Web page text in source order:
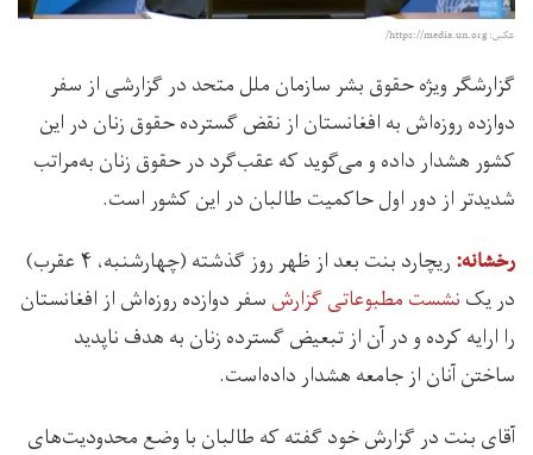
عکس: https://media.un.org/
گزارشگر ویژه حقوق بشر سازمان ملل متحد در گزارشی از سفر
دوازده روزه‌اش به افغانستان از نقض گسترده حقوق زنان در این
کشور هشدار داده و می‌گوید که عقب‌گرد در حقوق زنان به‌مراتب
شدیدتر از دور اول حاکمیت طالبان در این کشور است.
رخشانه:
ریچارد بنت بعد از ظهر روز گذشته (چهارشنبه، ۴ عقرب)
در یکنشست مطبوعاتی گزارشسفر دوازده روزه‌اش از افغانستان
را ارایه کرده و در آن از تبعیض گسترده زنان به هدف ناپدید
ساختن آنان از جامعه هشدار داده‌است.
آقای بنت در گزارش خود گفته که طالبان با وضع محدودیت‌های